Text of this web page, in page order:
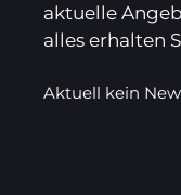
aktuelle
alles erhalten
Aktuell kein